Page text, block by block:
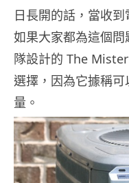
日長開的話，當收
如果大家都為這個
隊設計的 The
選擇，因為它據稱
量。